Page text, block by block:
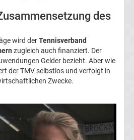
des
wird derTennisverband
zugleich auch finanziert. Der
Gelder bezieht. Aber wie
der TMV selbstlos und verfolgt in
Zwecke.